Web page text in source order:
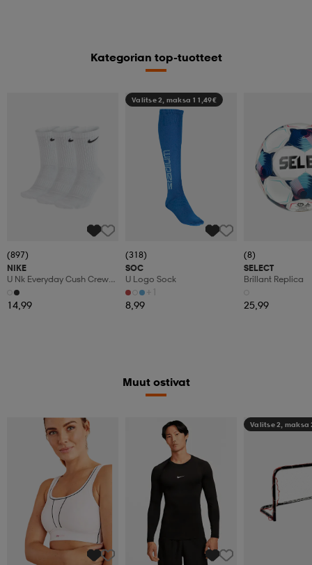
Kategorian top-tuotteet
(897)
NIKE
U Nk Everyday Cush Crew
3pr
14,99
Valitse 2, maksa 11,49€
(318)
SOC
U Logo Sock
+1
8,99
(8)
SELECT
Brillant Replica
25,99
Muut ostivat
Valitse 2, maksa